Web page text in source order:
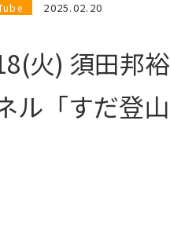
2025.02.20
火) 須田邦
ル「すだ登